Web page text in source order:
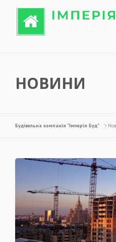
Перейти до вмісту
НОВИНИ
Будівельна компанія "Імперія Буд" >